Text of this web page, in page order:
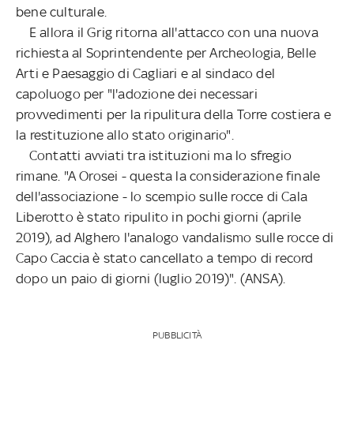
bene culturale.
E allora il Grig ritorna all'attacco con una nuova
richiesta al Soprintendente per Archeologia, Belle
Arti e Paesaggio di Cagliari e al sindaco del
capoluogo per "l'adozione dei necessari
provvedimenti per la ripulitura della Torre costiera e
la restituzione allo stato originario".
Contatti avviati tra istituzioni ma lo sfregio
rimane. "A Orosei - questa la considerazione finale
dell'associazione - lo scempio sulle rocce di Cala
Liberotto è stato ripulito in pochi giorni (aprile
2019), ad Alghero l'analogo vandalismo sulle rocce di
Capo Caccia è stato cancellato a tempo di record
dopo un paio di giorni (luglio 2019)". (ANSA).
PUBBLICITÀ